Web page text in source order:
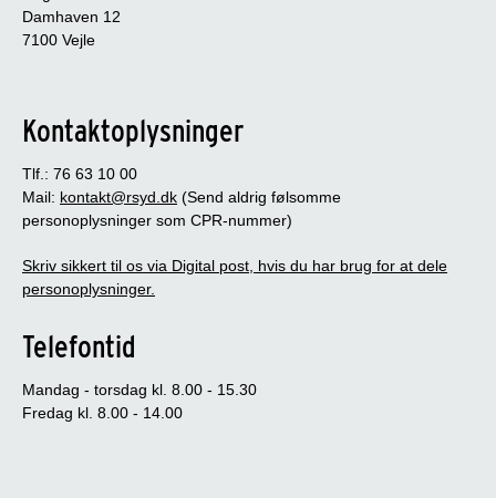
Damhaven 12
7100 Vejle
Kontaktoplysninger
Tlf.: 76 63 10 00
Mail: kontakt@rsyd.dk (Send aldrig følsomme
personoplysninger som CPR-nummer)
Skriv sikkert til os via Digital post, hvis du har brug for at dele
personoplysninger.
Telefontid
Mandag - torsdag kl. 8.00 - 15.30
Fredag kl. 8.00 - 14.00